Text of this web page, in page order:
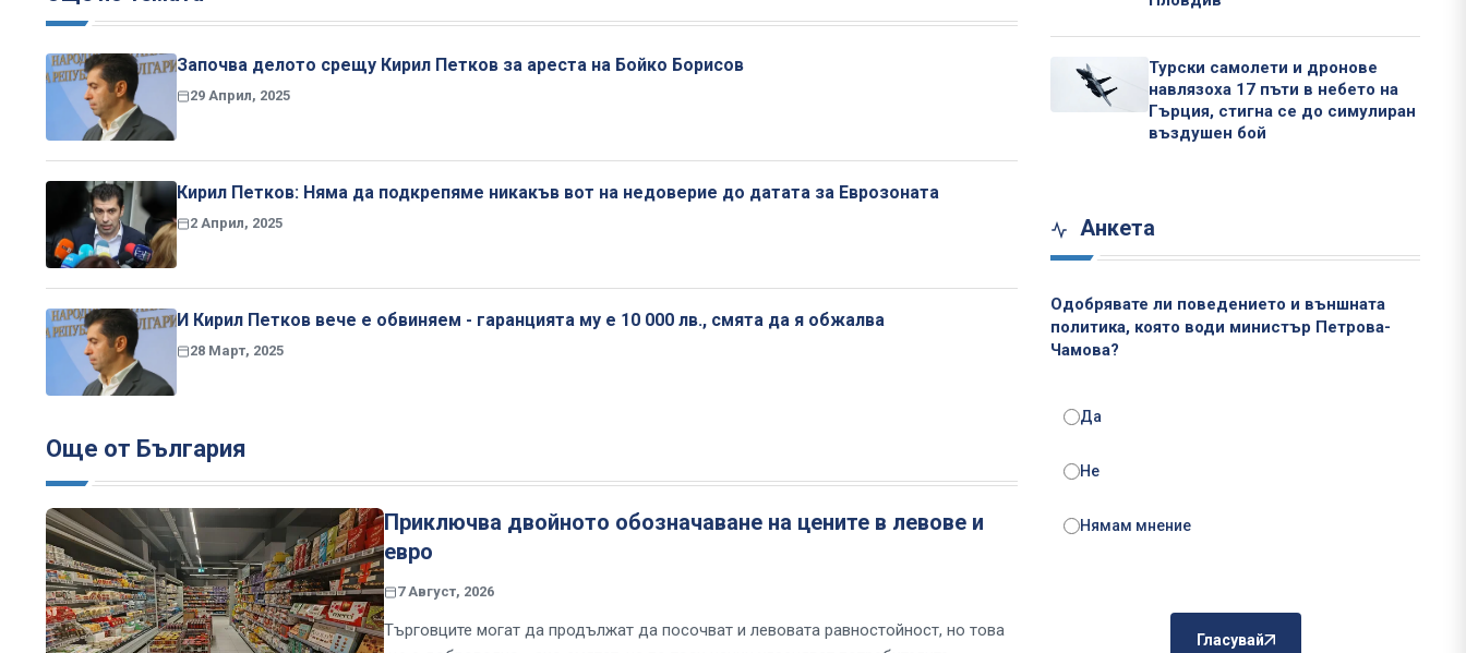
Започва делото срещу Кирил Петков за ареста на Бойко Борисов
29 Април, 2025
Кирил Петков: Няма да подкрепяме никакъв вот на недоверие до датата за Еврозоната
2 Април, 2025
И Кирил Петков вече е обвиняем - гаранцията му е 10 000 лв., смята да я обжалва
28 Март, 2025
Още от България
Приключва двойното обозначаване на цените в левове и
евро
7 Август, 2026
Търговците могат да продължат да посочват и левовата равностойност, но това
Турски самолети и дронове
навлязоха 17 пъти в небето на
Гърция, стигна се до симулиран
въздушен бой
Анкета
Одобрявате ли поведението и външната
политика, която води министър Петрова-
Чамова?
Да
Не
Нямам мнение
Гласувай